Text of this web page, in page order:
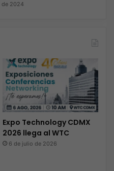
de 2024
Expo Technology CDMX
2026 llega al WTC
6 de julio de 2026